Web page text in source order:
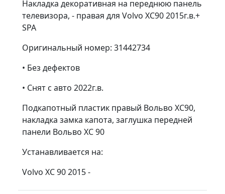
Накладка декоративная на переднюю панель
телевизора, - правая для Volvo XC90 2015г.в.+
SPA
Оригинальный номер: 31442734
• Без дефектов
• Снят с авто 2022г.в.
Подкапотный пластик правый Вольво ХС90,
накладка замка капота, заглушка передней
панели Вольво ХС 90
Устанавливается на:
Volvo XC 90 2015 -